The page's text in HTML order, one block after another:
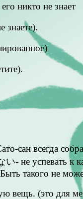
никто не знает
знаете).
сан всегда
- не успевать к
такого не
вещь. (это для